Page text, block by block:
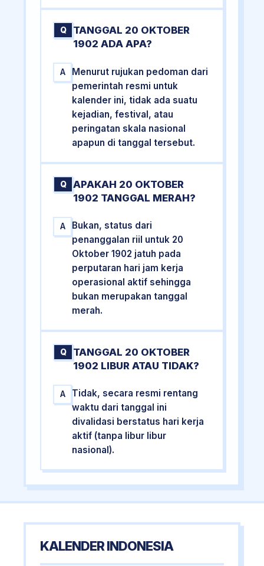
Q
TANGGAL 20 OKTOBER
1902 ADA APA?
A
Menurut rujukan pedoman dari
pemerintah resmi untuk
kalender ini, tidak ada suatu
kejadian, festival, atau
peringatan skala nasional
apapun di tanggal tersebut.
Q
APAKAH 20 OKTOBER
1902 TANGGAL MERAH?
A
Bukan, status dari
penanggalan riil untuk 20
Oktober 1902 jatuh pada
perputaran hari jam kerja
operasional aktif sehingga
bukan merupakan tanggal
merah.
Q
TANGGAL 20 OKTOBER
1902 LIBUR ATAU TIDAK?
A
Tidak, secara resmi rentang
waktu dari tanggal ini
divalidasi berstatus hari kerja
aktif (tanpa libur libur
nasional).
KALENDER INDONESIA